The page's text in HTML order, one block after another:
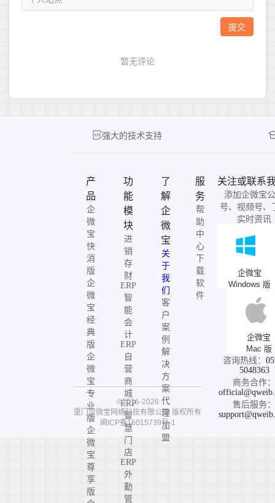
强大的技术支持
产
品
企
微
宝
快
消
版
企
微
宝
经
典
版
企
微
宝
专
业
版
企
微
宝
尊
享
版
功
能
模
块
进
销
存
财
ERP
智
能
会
计
ERP
自
营
商
城
ERP
智
慧
门
店
ERP
外
勤
管
了
解
企
微
宝
关
于
我
们
客
户
案
例
解
决
方
案
代
理
加
盟
服
务
帮
助
中
心
下
载
软
件
关注或联系
添加企微宝
号、视频号、
实时资讯
企微宝
Windows 版
企微宝
Mac 版
咨询热线：
5048363
商务合作：
售后服务：
©2016-2026
厦门企微宝网络科技有限公司 版权所有
闽ICP备16015739号-1